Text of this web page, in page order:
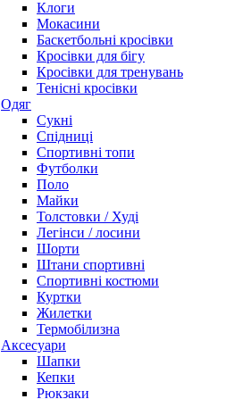
Клоги
Мокасини
Баскетбольні кросівки
Кросівки для бігу
Кросівки для тренувань
Тенісні кросівки
Одяг
Сукні
Спідниці
Спортивні топи
Футболки
Поло
Майки
Толстовки / Худі
Легінси / лосини
Шорти
Штани спортивні
Спортивні костюми
Куртки
Жилетки
Термобілизна
Аксесуари
Шапки
Кепки
Рюкзаки